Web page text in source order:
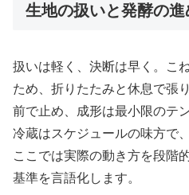
生地の扱いと発酵の進
扱いは軽く、決断は早く。こ
ため、折りたたみと休息で張
前で止め、成形は最小限のテ
冷蔵はスケジュールの味方で
ここでは実際の動き方を段階
基準を言語化します。